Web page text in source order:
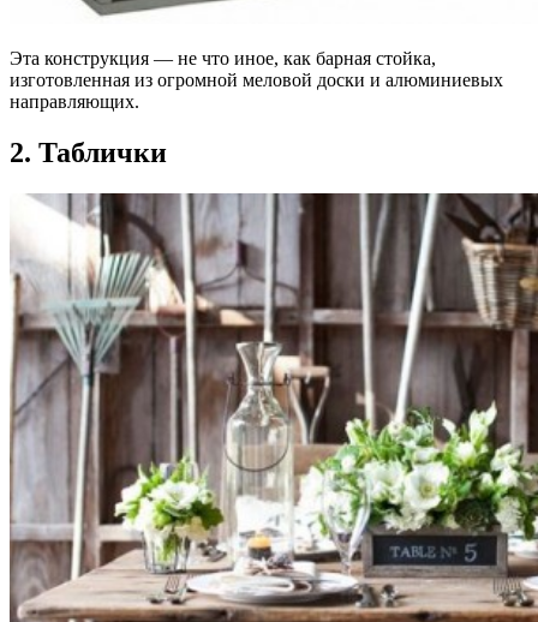
Эта конструкция — не что иное, как барная стойка,
изготовленная из огромной меловой доски и алюминиевых
направляющих.
2. Таблички